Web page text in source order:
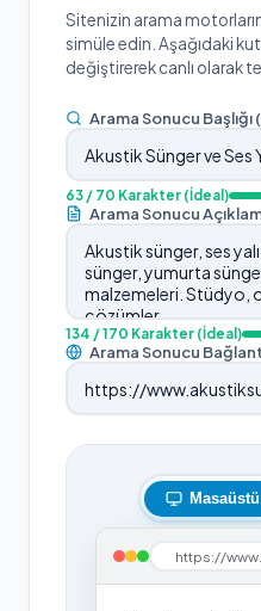
Sitenizin arama
simüle edin. Aşağıdaki
değiştirerek canlı olarak
Arama Sonucu Başlığı
63 / 70 Karakter (İdeal)
Arama Sonucu
134 / 170 Karakter (İdeal)
Arama Sonucu
Masaüstü
https://